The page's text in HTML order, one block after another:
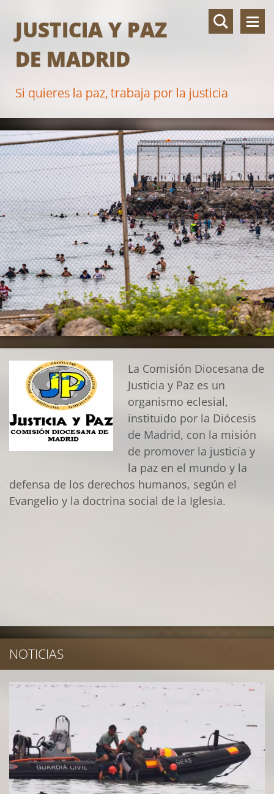
JUSTICIA Y PAZ
DE MADRID
Si quieres la paz, trabaja por la justicia
La Comisión Diocesana de
Justicia y Paz es un
organismo eclesial,
instituido por la Diócesis
de Madrid, con la misión
de promover la justicia y
la paz en el mundo y la
defensa de los derechos humanos, según el
Evangelio y la doctrina social de la Iglesia.
NOTICIAS